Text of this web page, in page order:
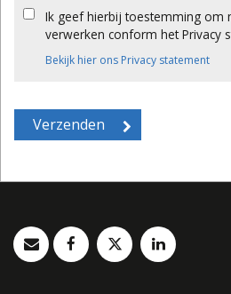
Ik geef hierbij toestemming om
verwerken conform het Privacy
Bekijk hier ons Privacy statement